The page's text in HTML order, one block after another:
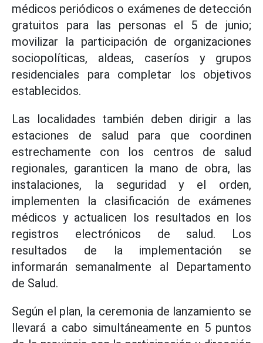
médicos periódicos o exámenes de detección
gratuitos para las personas el 5 de junio;
movilizar la participación de organizaciones
sociopolíticas, aldeas, caseríos y grupos
residenciales para completar los objetivos
establecidos.
Las localidades también deben dirigir a las
estaciones de salud para que coordinen
estrechamente con los centros de salud
regionales, garanticen la mano de obra, las
instalaciones, la seguridad y el orden,
implementen la clasificación de exámenes
médicos y actualicen los resultados en los
registros electrónicos de salud. Los
resultados de la implementación se
informarán semanalmente al Departamento
de Salud.
Según el plan, la ceremonia de lanzamiento se
llevará a cabo simultáneamente en 5 puntos